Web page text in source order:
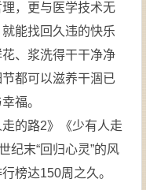
，更与医学技术无
能找回久违的快乐
、浆洗得干干净净
都可以滋养干涸已
福。
的路2》《少有人走
纪末“回归心灵”的风
榜达150周之久。